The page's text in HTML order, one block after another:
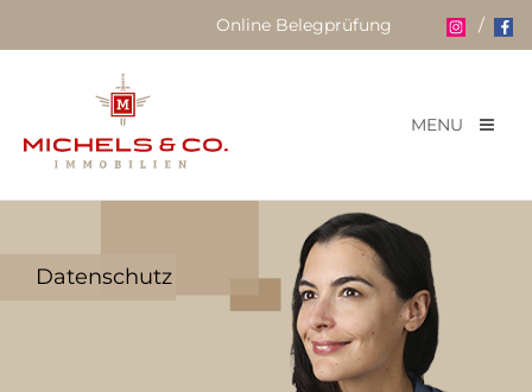
Online Belegprüfung /
MENU
Datenschutz